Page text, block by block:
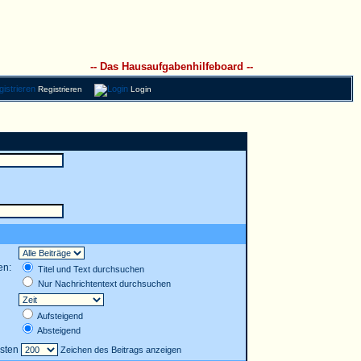
-- Das Hausaufgabenhilfeboard --
Registrieren Login
Titel und Text durchsuchen
Nur Nachrichtentext durchsuchen
Aufsteigend
Absteigend
Zeichen des Beitrags anzeigen